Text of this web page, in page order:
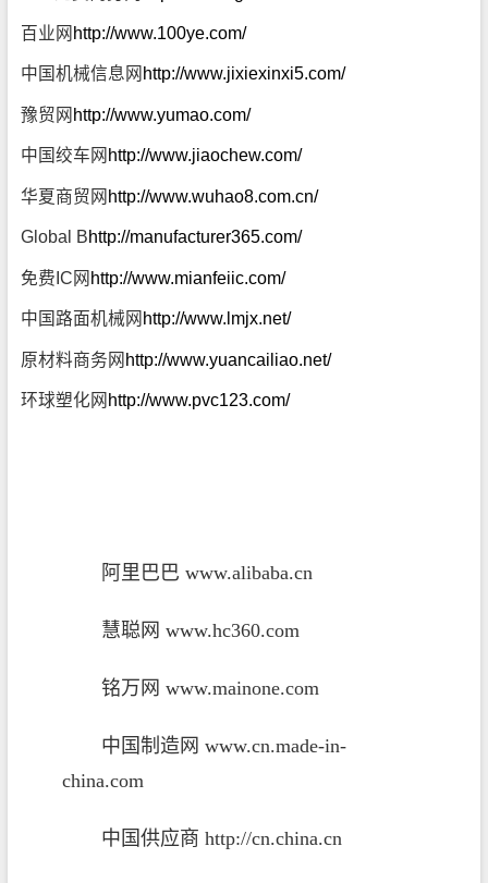
百业网 http://www.100ye.com/
中国机械信息网 http://www.jixiexinxi5.com/
豫贸网 http://www.yumao.com/
中国绞车网 http://www.jiaochew.com/
华夏商贸网 http://www.wuhao8.com.cn/
Global Bhttp://manufacturer365.com/
免费IC网 http://www.mianfeiic.com/
中国路面机械网 http://www.lmjx.net/
原材料商务网 http://www.yuancailiao.net/
环球塑化网 http://www.pvc123.com/
阿里巴巴 www.alibaba.cn
慧聪网 www.hc360.com
铭万网 www.mainone.com
中国制造网 www.cn.made-in-
china.com
中国供应商 http://cn.china.cn